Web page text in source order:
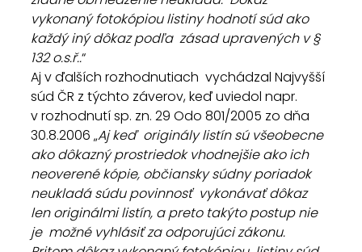
vykonaný fotokópiou listiny hodnotí súd ako
každý iný dôkaz podľa  zásad upravených v §
132 o.s.ř..“
Aj v ďalších rozhodnutiach  vychádzal Najvyšší
súd ČR z týchto záverov, keď uviedol napr.
v rozhodnutí sp. zn. 29 Odo 801/2005 zo dňa
30.8.2006 „Aj keď  originály listín sú všeobecne
ako dôkazný prostriedok vhodnejšie ako ich
neoverené kópie, občiansky súdny poriadok
neukladá súdu povinnosť  vykonávať dôkaz
len originálmi listín, a preto takýto postup nie
je  možné vyhlásiť za odporujúci zákonu.